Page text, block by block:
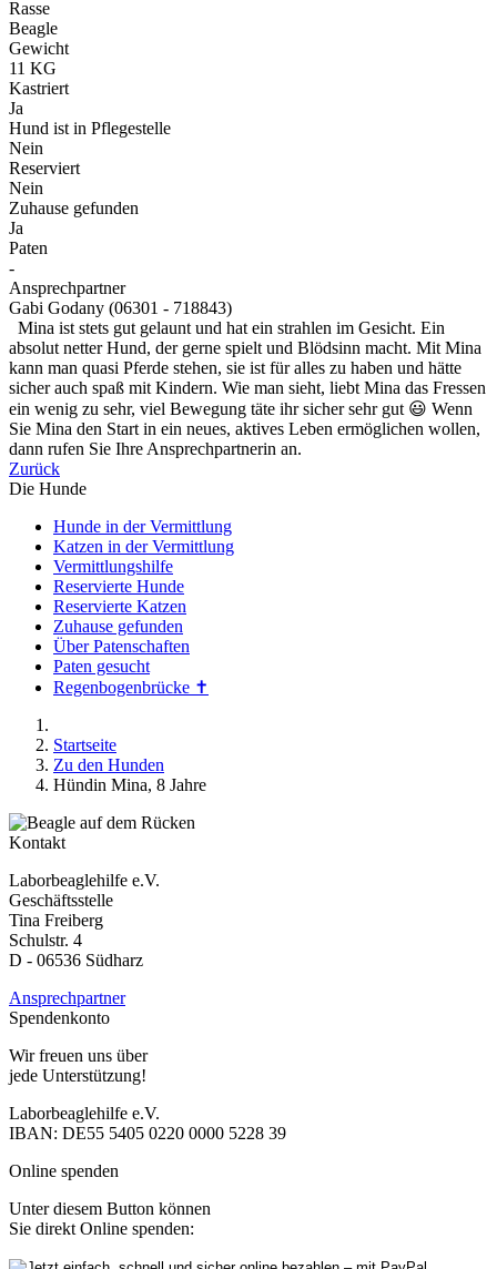
Rasse
Beagle
Gewicht
11 KG
Kastriert
Ja
Hund ist in Pflegestelle
Nein
Reserviert
Nein
Zuhause gefunden
Ja
Paten
-
Ansprechpartner
Gabi Godany (06301 - 718843)
Mina ist stets gut gelaunt und hat ein strahlen im Gesicht. Ein
absolut netter Hund, der gerne spielt und Blödsinn macht. Mit Mina
kann man quasi Pferde stehen, sie ist für alles zu haben und hätte
sicher auch spaß mit Kindern. Wie man sieht, liebt Mina das Fressen
ein wenig zu sehr, viel Bewegung täte ihr sicher sehr gut 😃 Wenn
Sie Mina den Start in ein neues, aktives Leben ermöglichen wollen,
dann rufen Sie Ihre Ansprechpartnerin an.
Zurück
Die Hunde
Hunde in der Vermittlung
Katzen in der Vermittlung
Vermittlungshilfe
Reservierte Hunde
Reservierte Katzen
Zuhause gefunden
Über Patenschaften
Paten gesucht
Regenbogenbrücke ✝
Startseite
Zu den Hunden
Hündin Mina, 8 Jahre
Kontakt
Laborbeaglehilfe e.V.
Geschäftsstelle
Tina Freiberg
Schulstr. 4
D - 06536 Südharz
Ansprechpartner
Spendenkonto
Wir freuen uns über
jede Unterstützung!
Laborbeaglehilfe e.V.
IBAN: DE55 5405 0220 0000 5228 39
Online spenden
Unter diesem Button können
Sie direkt Online spenden: